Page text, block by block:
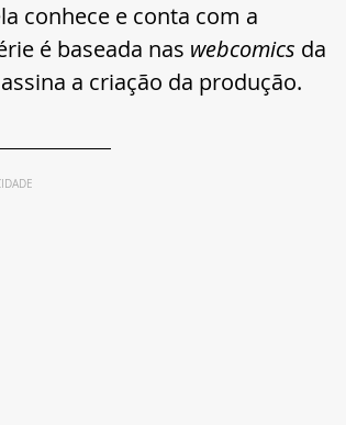
conhece e conta com a
é baseada nas webcomics da
a criação da produção.